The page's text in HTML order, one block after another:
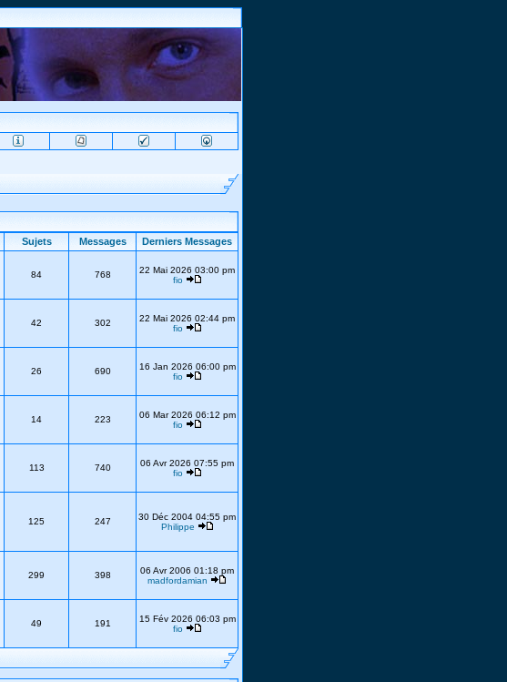
Sujets Messages
Derniers Messages
84 768
22 Mai 2026 03:00 pm
fio
42 302
22 Mai 2026 02:44 pm
fio
26 690
16 Jan 2026 06:00 pm
fio
14 223
06 Mar 2026 06:12 pm
fio
113 740
06 Avr 2026 07:55 pm
fio
125 247
30 Déc 2004 04:55 pm
Philippe
299 398
06 Avr 2006 01:18 pm
madfordamian
49 191
15 Fév 2026 06:03 pm
fio